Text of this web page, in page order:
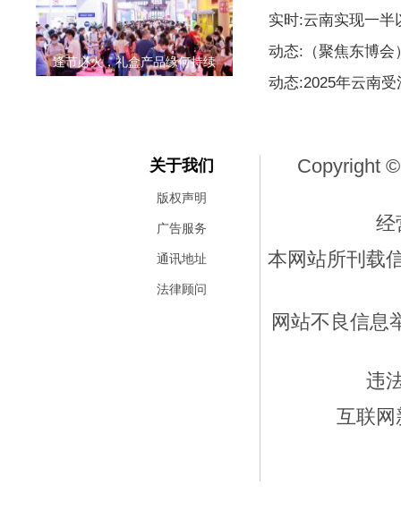
逢节必火，礼盒产品缘何持续
实时:云南实现一半
动态:（聚焦东博会
动态:2025年云南
关于我们
版权声明
广告服务
通讯地址
法律顾问
Copyright
经
本网站所刊载
网站不良信息
违
互联网